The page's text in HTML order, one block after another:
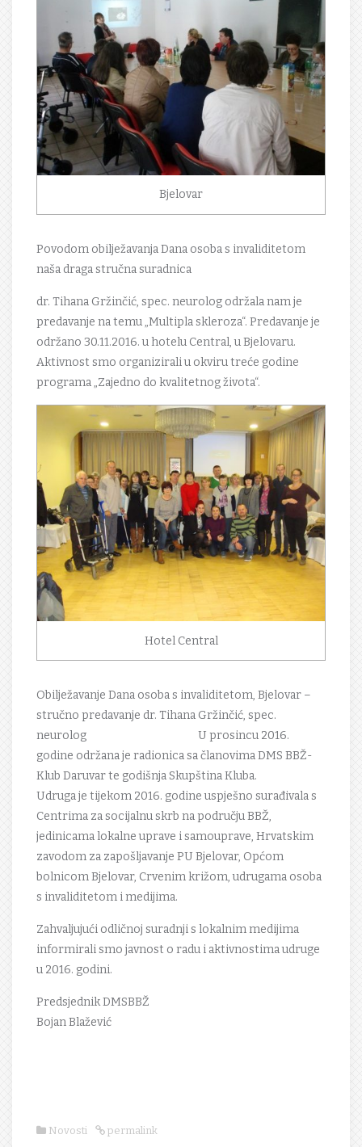
Bjelovar
Povodom obilježavanja Dana osoba s invaliditetom
naša draga stručna suradnica
dr. Tihana Gržinčić, spec. neurolog održala nam je
predavanje na temu „Multipla skleroza“. Predavanje je
održano 30.11.2016. u hotelu Central, u Bjelovaru.
Aktivnost smo organizirali u okviru treće godine
programa „Zajedno do kvalitetnog života“.
Hotel Central
Obilježavanje Dana osoba s invaliditetom, Bjelovar –
stručno predavanje dr. Tihana Gržinčić, spec.
neurolog U prosincu 2016.
godine održana je radionica sa članovima DMS BBŽ-
Klub Daruvar te godišnja Skupština Kluba.
Udruga je tijekom 2016. godine uspješno surađivala s
Centrima za socijalnu skrb na području BBŽ,
jedinicama lokalne uprave i samouprave, Hrvatskim
zavodom za zapošljavanje PU Bjelovar, Općom
bolnicom Bjelovar, Crvenim križom, udrugama osoba
s invaliditetom i medijima.
Zahvaljujući odličnoj suradnji s lokalnim medijima
informirali smo javnost o radu i aktivnostima udruge
u 2016. godini.
Predsjednik DMSBBŽ
Bojan Blažević
Novosti permalink